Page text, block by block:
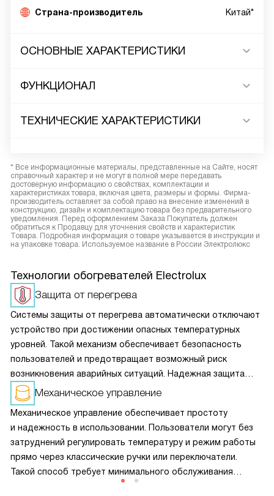
Страна-производитель Китай*
ОСНОВНЫЕ ХАРАКТЕРИСТИКИ
ФУНКЦИОНАЛ
ТЕХНИЧЕСКИЕ ХАРАКТЕРИСТИКИ
* Все информационные материалы, представленные на Сайте, носят
справочный характер и не могут в полной мере передавать
достоверную информацию о свойствах, комплектации и
характеристиках товара, включая цвета, размеры и формы. Фирма-
производитель оставляет за собой право на внесение изменений в
конструкцию, дизайн и комплектацию товара без предварительного
уведомления. Перед оформлением Заказа Покупатель должен
обратиться к Продавцу для уточнения свойств и характеристик
Товара. Подробная информация о товаре указывается в инструкции и
на упаковке товара. Используемое название в России Электролюкс
Технологии обогревателей Electrolux
Защита от перегрева
Системы защиты от перегрева автоматически отключают
устройство при достижении опасных температурных
уровней. Такой механизм обеспечивает безопасность
пользователей и предотвращает возможный риск
возникновения аварийных ситуаций. Надежная защита
повышает долговечность техники и помогает сохранять
ее в исправном состоянии без вмешательства
пользователя.
Механическое управление
Механическое управление обеспечивает простоту
и надежность в использовании. Пользователи могут без
затруднений регулировать температуру и режим работы
прямо через классические ручки или переключатели.
Такой способ требует минимального обслуживания